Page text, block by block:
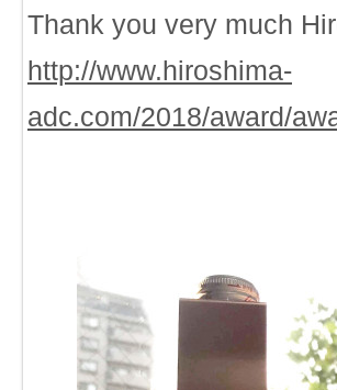
Thank you very much
http://www.hiroshima-
adc.com/2018/award/